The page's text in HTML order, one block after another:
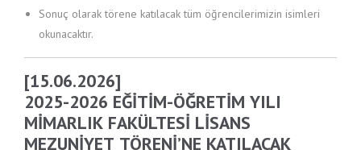
Sonuç olarak törene katılacak tüm öğrencilerimizin isimleri
okunacaktır.
[15.06.2026]
2025-2026 EĞİTİM-ÖĞRETİM YILI
MİMARLIK FAKÜLTESİ LİSANS
MEZUNİYET TÖRENİ’NE KATILACAK